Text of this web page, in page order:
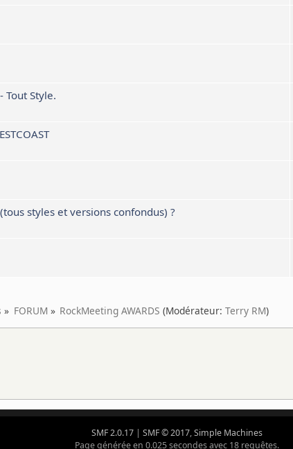
Tout Style.
styles et versions confondus) ?
» FORUM » RockMeeting AWARDS (Modérateur:Terry RM)
SMF 2.0.17| SMF © 2017,Simple Machines
Page générée en 0.025 secondes avec 18 requêtes.